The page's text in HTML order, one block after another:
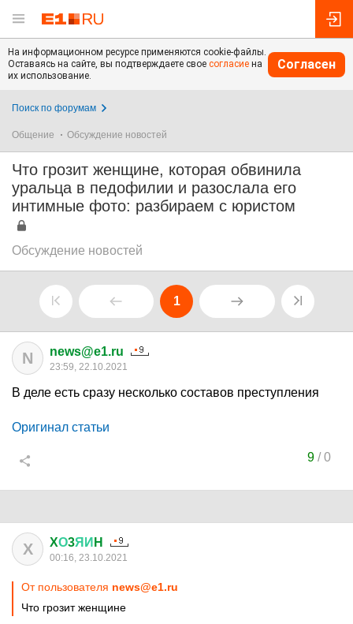
На информационном ресурсе применяются cookie-файлы.
Оставаясь на сайте, вы подтверждаете свое согласие на
их использование.
Согласен
Поиск по форумам
Общение Обсуждение новостей
Что грозит женщине, которая обвинила
уральца в педофилии и разослала его
интимные фото: разбираем с юристом
Обсуждение новостей
1
N news@e1.ru
23:59, 22.10.2021
В деле есть сразу несколько составов преступления
Оригинал статьи
9/0
X XО3ЯИ H
00:16, 23.10.2021
От пользователя news@e1.ru
Что грозит женщине